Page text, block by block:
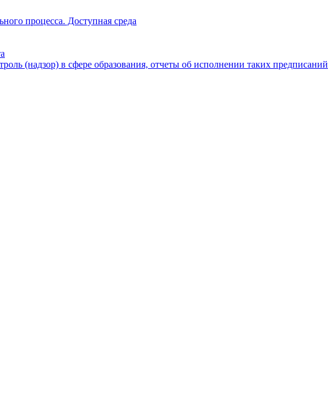
процесса. Доступная среда
(надзор) в сфере образования, отчеты об исполнении таких предписаний